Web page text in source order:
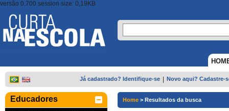
versão 0.700 session size: 0,19KB
Já cadastrado? Identifique-se Novo aqui? Cadastre-
Educadores Home > Resultados da busca